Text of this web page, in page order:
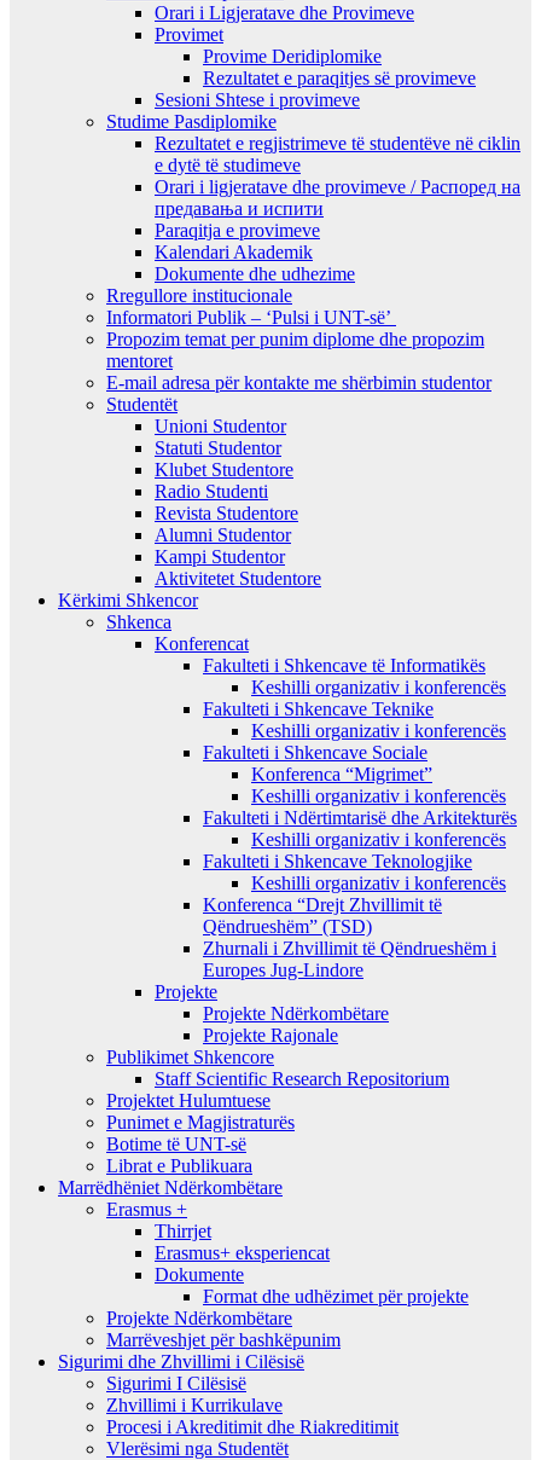
Orari i Ligjeratave dhe Provimeve
Provimet
Provime Deridiplomike
Rezultatet e paraqitjes së provimeve
Sesioni Shtese i provimeve
Studime Pasdiplomike
Rezultatet e regjistrimeve të studentëve në ciklin
e dytë të studimeve
Orari i ligjeratave dhe provimeve / Распоред на
предавањa и испити
Paraqitja e provimeve
Kalendari Akademik
Dokumente dhe udhezime
Rregullore institucionale
Informatori Publik – ‘Pulsi i UNT-së’
Propozim temat per punim diplome dhe propozim
mentoret
E-mail adresa për kontakte me shërbimin studentor
Studentët
Unioni Studentor
Statuti Studentor
Klubet Studentore
Radio Studenti
Revista Studentore
Alumni Studentor
Kampi Studentor
Aktivitetet Studentore
Kërkimi Shkencor
Shkenca
Konferencat
Fakulteti i Shkencave të Informatikës
Keshilli organizativ i konferencës
Fakulteti i Shkencave Teknike
Keshilli organizativ i konferencës
Fakulteti i Shkencave Sociale
Konferenca “Migrimet”
Keshilli organizativ i konferencës
Fakulteti i Ndërtimtarisë dhe Arkitekturës
Keshilli organizativ i konferencës
Fakulteti i Shkencave Teknologjike
Keshilli organizativ i konferencës
Konferenca “Drejt Zhvillimit të
Qëndrueshëm” (TSD)
Zhurnali i Zhvillimit të Qëndrueshëm i
Europes Jug-Lindore
Projekte
Projekte Ndërkombëtare
Projekte Rajonale
Publikimet Shkencore
Staff Scientific Research Repositorium
Projektet Hulumtuese
Punimet e Magjistraturës
Botime të UNT-së
Librat e Publikuara
Marrëdhëniet Ndërkombëtare
Erasmus +
Thirrjet
Erasmus+ eksperiencat
Dokumente
Format dhe udhëzimet për projekte
Projekte Ndërkombëtare
Marrëveshjet për bashkëpunim
Sigurimi dhe Zhvillimi i Cilësisë
Sigurimi I Cilësisë
Zhvillimi i Kurrikulave
Procesi i Akreditimit dhe Riakreditimit
Vlerësimi nga Studentët